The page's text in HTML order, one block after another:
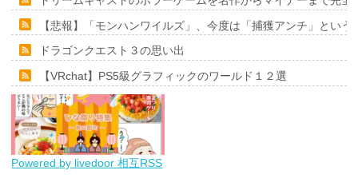
【悲報】「モンハンワイルズ」、今度は「捕獲アンチ」とい
ドラゴンクエスト３の思い出
【VRchat】PS5級グラフィックのワールド１２選
Powered by livedoor 相互RSS